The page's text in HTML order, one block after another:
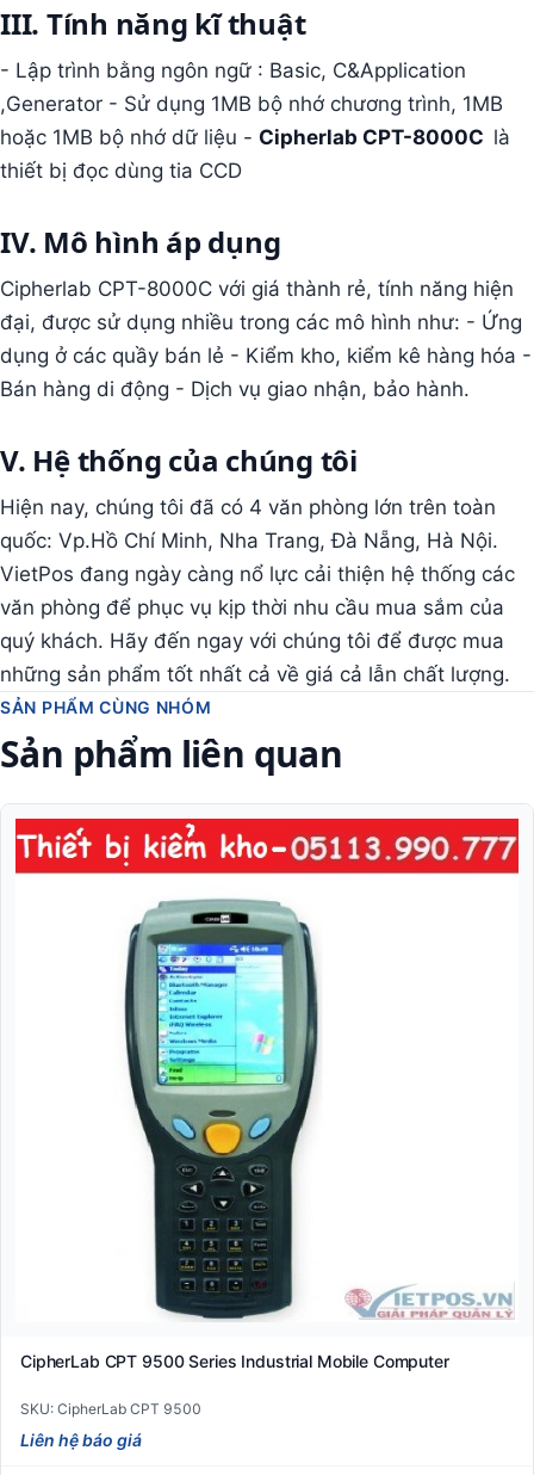
III. Tính năng kĩ thuật
- Lập trình bằng ngôn ngữ : Basic, C&Application
,Generator - Sử dụng 1MB bộ nhớ chương trình, 1MB
hoặc 1MB bộ nhớ dữ liệu - Cipherlab CPT-8000C là
thiết bị đọc dùng tia CCD
IV. Mô hình áp dụng
Cipherlab CPT-8000C với giá thành rẻ, tính năng hiện
đại, được sử dụng nhiều trong các mô hình như: - Ứng
dụng ở các quầy bán lẻ - Kiểm kho, kiểm kê hàng hóa -
Bán hàng di động - Dịch vụ giao nhận, bảo hành.
V. Hệ thống của chúng tôi
Hiện nay, chúng tôi đã có 4 văn phòng lớn trên toàn
quốc: Vp.Hồ Chí Minh, Nha Trang, Đà Nẵng, Hà Nội.
VietPos đang ngày càng nổ lực cải thiện hệ thống các
văn phòng để phục vụ kịp thời nhu cầu mua sắm của
quý khách. Hãy đến ngay với chúng tôi để được mua
những sản phẩm tốt nhất cả về giá cả lẫn chất lượng.
SẢN PHẨM CÙNG NHÓM
Sản phẩm liên quan
CipherLab CPT 9500 Series Industrial Mobile Computer
SKU: CipherLab CPT 9500
Liên hệ báo giá